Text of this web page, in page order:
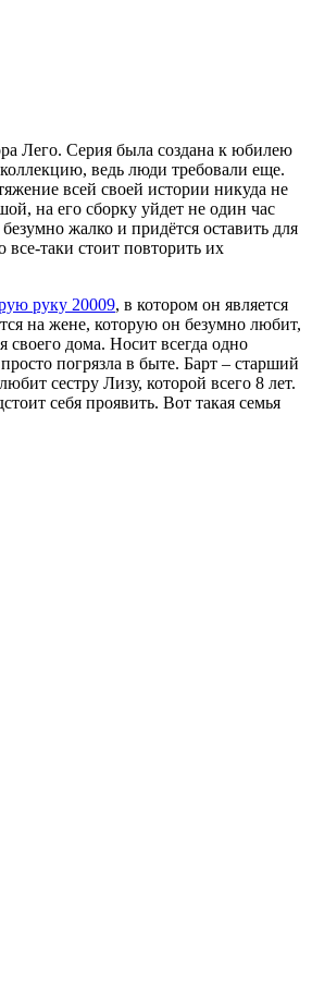
Лего. Серия была создана к юбилею
ведь люди требовали еще.
всей своей истории никуда не
на его сборку уйдет не один час
жалко и придётся оставить для
таки стоит повторить их
руку 20009, в котором он является
на жене, которую он безумно любит,
дома. Носит всегда одно
погрязла в быте. Барт – старший
сестру Лизу, которой всего 8 лет.
себя проявить. Вот такая семья